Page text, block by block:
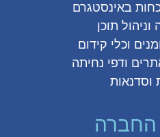
באינסטגרם
תוכן
וכלי קידום
ודפי נחיתה